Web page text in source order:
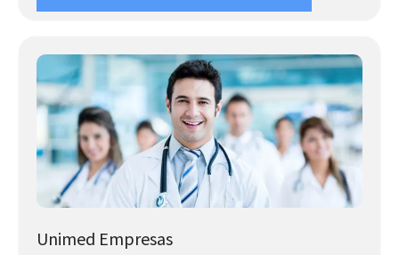
Unimed Empresas